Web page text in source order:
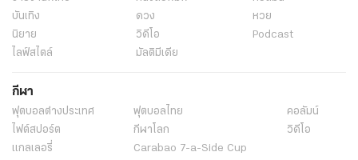
บันเทิง
ดวง
หวย
นิยาย
วิดีโอ
Podcast
ไลฟ์สไตล์
มัลติมีเดีย
กีฬา
ฟุตบอลต่่างประเทศ ฟุตบอลไทย
คอลัมน์
ไฟต์สปอร์ต
กีฬาโลก
วิดีโอ
แกลเลอรี่
Carabao 7-a-Side Cup